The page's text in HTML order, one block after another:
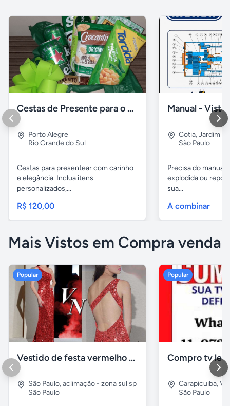
Cestas de Presente para o Dia dos Pais
Porto Alegre
Rio Grande do Sul
Cestas para presentear com carinho
e elegância. Inclua itens
personalizados,...
R$ 120,00
Cotia,Jardim
São Paulo
Precisa do manual
explodida ou
sua...
A combinar
Mais Vistos em Compra venda
Popular
Vestido de festa vermelho com brilho e pedraria
São Paulo,aclimação - zona sul sp
São Paulo
Popular
Compro tv
Carapicuiba,
São Paulo